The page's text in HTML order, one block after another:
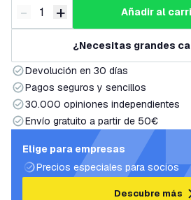
Disminuir cantidad
- Aumentar cantidad
+ añadir al
¿Necesitas grandes
Devolución en 30 días
Pagos seguros y sencillos
30.000 opiniones independientes
Envío gratuito a partir de 50€
Elige para empresas
Precios especiales para socios
Descubre más